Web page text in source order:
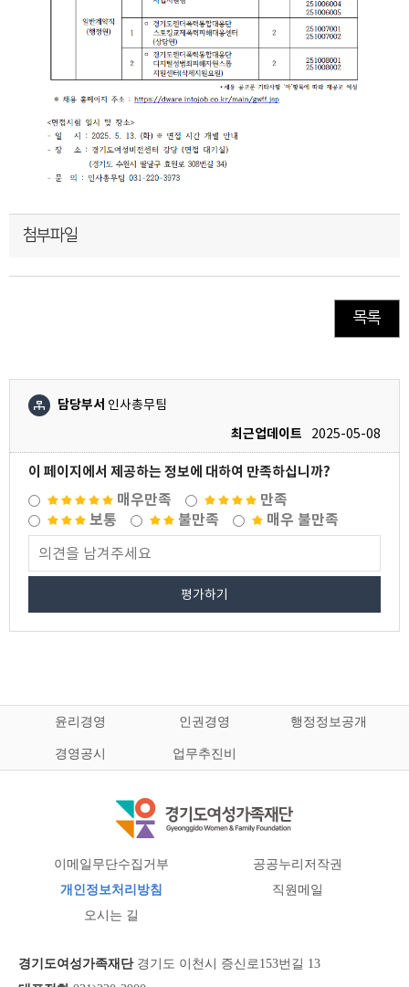
첨부파일
목록
담당부서 인사총무팀
최근업데이트
2025-05-08
이 페이지에서 제공하는 정보에 대하여 만족하십니까?
매우만족
만족
보통
불만족 매우 불만족
평가하기
윤리경영 인권경영 행정정보공개
경영공시 업무추진비
이메일무단수집거부
공공누리저작권
개인정보처리방침
직원메일
오시는 길
경기도여성가족재단경기도 이천시 증신로153번길 13